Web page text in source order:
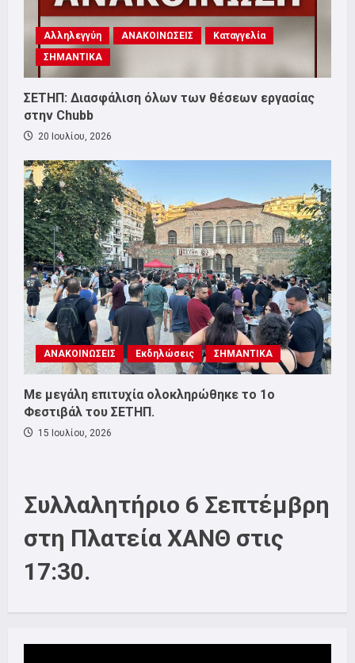
Αλληλεγγύη ΑΝΑΚΟΙΝΩΣΕΙΣ
Καταγγελία
ΣΗΜΑΝΤΙΚΑ
ΣΕΤΗΠ: Διασφάλιση όλων των θέσεων εργασίας
στην Chubb
20 Ιουλίου, 2026
ΑΝΑΚΟΙΝΩΣΕΙΣ Εκδηλώσεις ΣΗΜΑΝΤΙΚΑ
Με μεγάλη επιτυχία ολοκληρώθηκε το 1ο
Φεστιβάλ του ΣΕΤΗΠ.
15 Ιουλίου, 2026
Συλλαλητήριο 6 Σεπτέμβρη
στη Πλατεία ΧΑΝΘ στις
17:30.